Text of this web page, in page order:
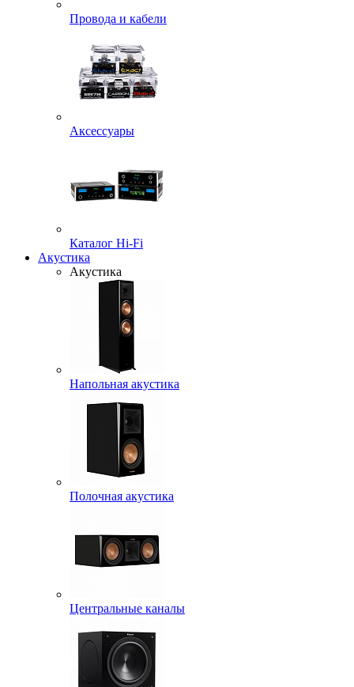
Провода и кабели
Аксессуары
Каталог Hi-Fi
Акустика
Акустика
Напольная акустика
Полочная акустика
Центральные каналы